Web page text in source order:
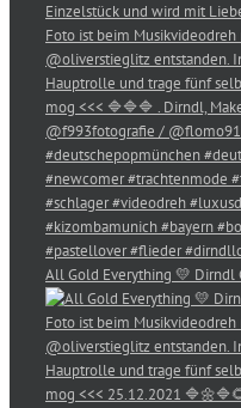
All Gold Everything 💛 Dirndl